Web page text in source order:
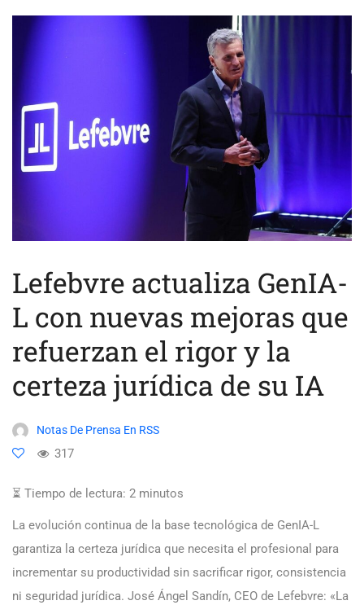
Lefebvre actualiza GenIA-
L con nuevas mejoras que
refuerzan el rigor y la
certeza jurídica de su IA
Notas De Prensa En RSS
317
⏳ Tiempo de lectura: 2 minutos
La evolución continua de la base tecnológica de GenIA-L
garantiza la certeza jurídica que necesita el profesional para
incrementar su productividad sin sacrificar rigor, consistencia
ni seguridad jurídica. José Ángel Sandín, CEO de Lefebvre: «La